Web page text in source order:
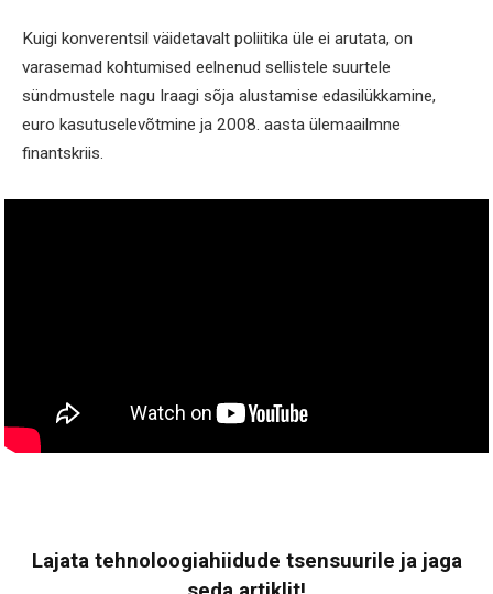
Kuigi konverentsil väidetavalt poliitika üle ei arutata, on
varasemad kohtumised eelnenud sellistele suurtele
sündmustele nagu Iraagi sõja alustamise edasilükkamine,
euro kasutuselevõtmine ja 2008. aasta ülemaailmne
finantskriis.
Lajata tehnoloogiahiidude tsensuurile ja jaga